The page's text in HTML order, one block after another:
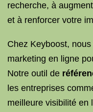
recherche, à
et à renforcer votre
Chez Keyboost,
marketing en ligne
Notre outil de
les entreprises
meilleure visibilité en